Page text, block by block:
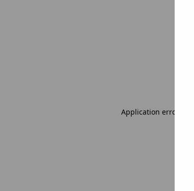
Application error: a